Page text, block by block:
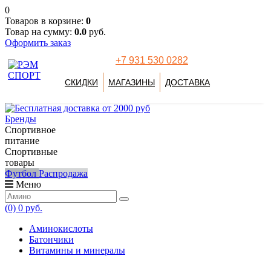
0
Товаров в корзине: 0
Товар на сумму: 0.0 руб.
Оформить заказ
+7 931 530 0282
СКИДКИ МАГАЗИНЫ ДОСТАВКА
Бренды
Спортивное
питание
Спортивные
товары
Футбол Распродажа
Меню
(0) 0 руб.
Аминокислоты
Батончики
Витамины и минералы